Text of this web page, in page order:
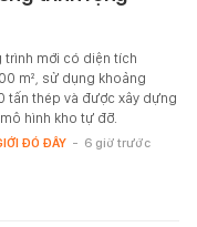
trình mới có diện tích
m², sử dụng khoảng
tấn thép và được xây dựng
hình kho tự đỡ.
ĐÓ ĐÂY - 6 giờ trước